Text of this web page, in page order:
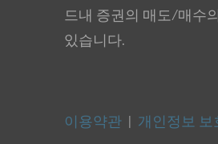
드내 증권의 매도/매수
있습니다.
이용약관 개인정보 보